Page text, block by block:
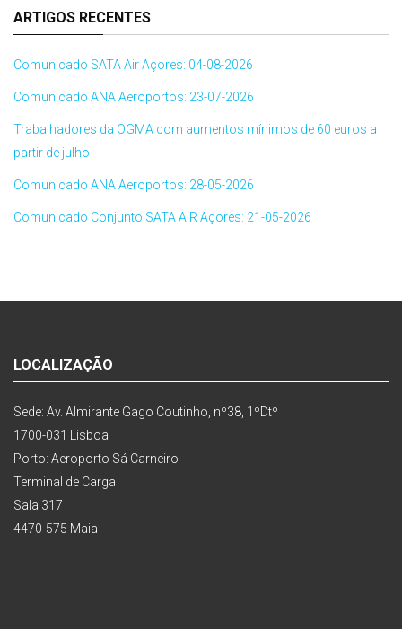
ARTIGOS RECENTES
Comunicado SATA Air Açores: 04-08-2026
Comunicado ANA Aeroportos: 23-07-2026
Trabalhadores da OGMA com aumentos mínimos de 60 euros a
partir de julho
Comunicado ANA Aeroportos: 28-05-2026
Comunicado Conjunto SATA AIR Açores: 21-05-2026
LOCALIZAÇÃO
Sede: Av. Almirante Gago Coutinho, nº38, 1ºDtº
1700-031 Lisboa
Porto: Aeroporto Sá Carneiro
Terminal de Carga
Sala 317
4470-575 Maia